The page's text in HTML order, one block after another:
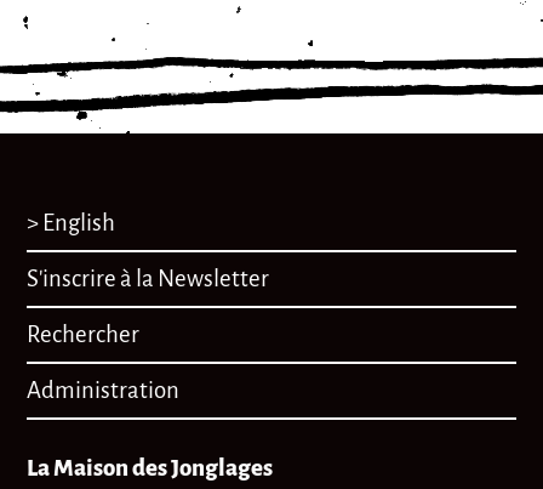
> English
S'inscrire à la Newsletter
Rechercher
Administration
La Maison des Jonglages